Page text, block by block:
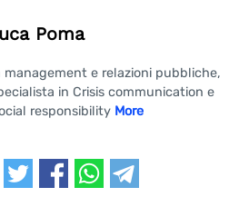
Poma
management e relazioni pubbliche,
in Crisis communication e
responsibility More